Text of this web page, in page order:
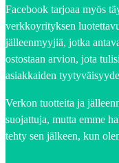
Facebook tarjoaa myös
verkkoyrityksen
jälleenmyyjiä, jotka
ostostaan arvion, jota
asiakkaiden
Verkon tuotteita ja
suojattuja, mutta emme
tehty sen jälkeen, kun